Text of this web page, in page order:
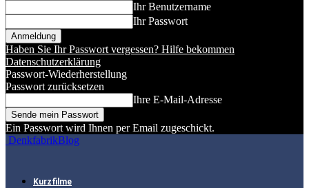
Ihr Benutzername
Ihr Passwort
Haben Sie Ihr Passwort vergessen? Hilfe bekommen
Datenschutzerklärung
Passwort-Wiederherstellung
Passwort zurücksetzen
Ihre E-Mail-Adresse
Ein Passwort wird Ihnen per Email zugeschickt.
DenkfabrikBlog
Kurzfilme